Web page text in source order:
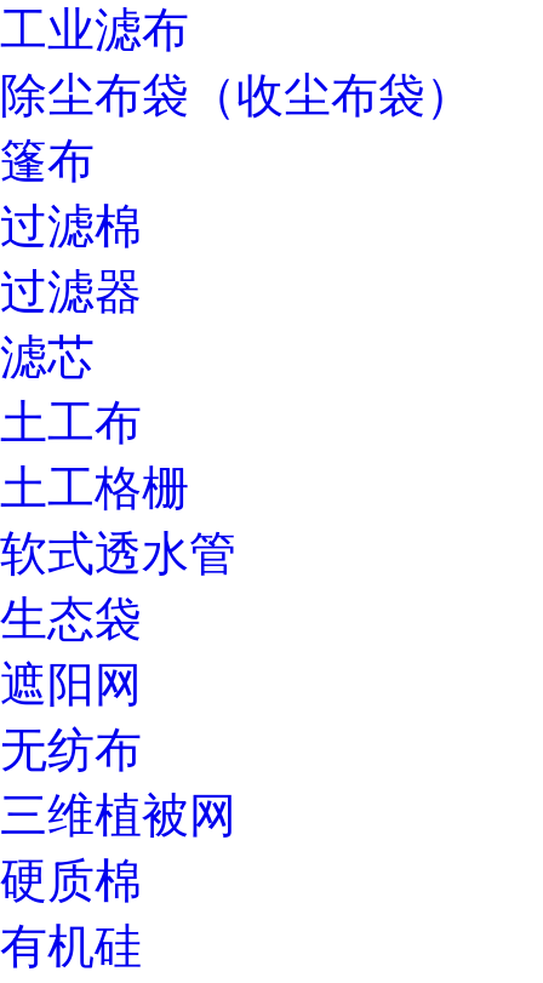
工业滤布
除尘布袋（收尘布袋）
篷布
过滤棉
过滤器
滤芯
土工布
土工格栅
软式透水管
生态袋
遮阳网
无纺布
三维植被网
硬质棉
有机硅